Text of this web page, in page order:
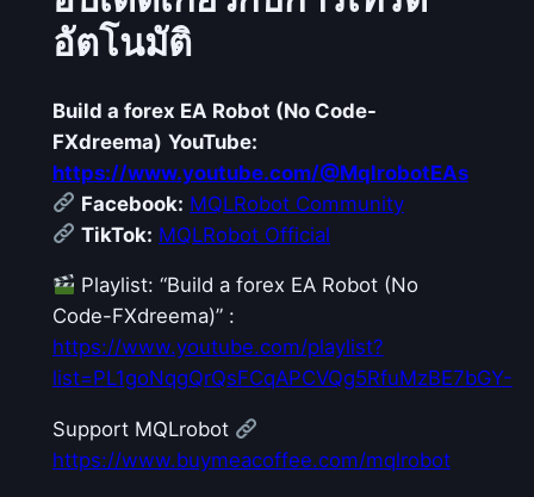
อัตโนมัติ
Build a forex EA Robot (No Code-
FXdreema) YouTube:
https://www.youtube.com/@MqlrobotEAs
Facebook: MQLRobot Community
TikTok: MQLRobot Official
Playlist: “Build a forex EA Robot (No
Code-FXdreema)” :
https://www.youtube.com/playlist?
list=PL1goNqgQrQsFCqAPCVQg5RfuMzBE7bGY-
Support MQLrobot
https://www.buymeacoffee.com/mqlrobot